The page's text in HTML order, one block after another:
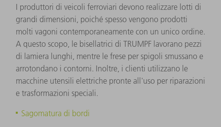
I produttori di veicoli ferroviari devono realizzare lotti di
grandi dimensioni, poiché spesso vengono prodotti
molti vagoni contemporaneamente con un unico ordine.
A questo scopo, le bisellatrici di TRUMPF lavorano pezzi
di lamiera lunghi, mentre le frese per spigoli smussano e
arrotondano i contorni. Inoltre, i clienti utilizzano le
macchine utensili elettriche pronte all'uso per riparazioni
e trasformazioni speciali.
Sagomatura di bordi